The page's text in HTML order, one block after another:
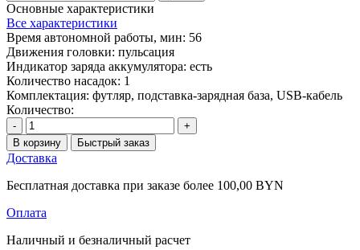
Основные характеристики
Все характеристики
Время автономной работы, мин: 56
Движения головки: пульсация
Индикатор заряда аккумулятора: есть
Количество насадок: 1
Комплектация: футляр, подставка-зарядная база, USB-кабель
Количество:
-
+
В корзину
Быстрый заказ
Доставка
Бесплатная доставка при заказе более 100,00 BYN
Оплата
Наличный и безналичный расчет